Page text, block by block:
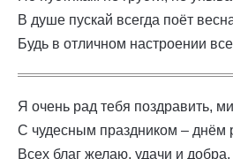
В душе пускай всегда поёт
Будь в отличном настроении
Я очень рад тебя поздравить,
С чудесным праздником – днём
Всех благ желаю, удачи и добра,